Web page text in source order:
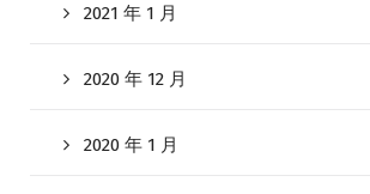
2021 年 1 月
2020 年 12 月
2020 年 1 月